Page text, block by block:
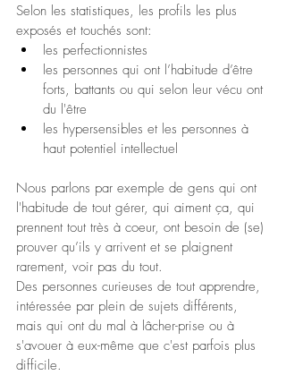
Selon les statistiques, les profils les plus
exposés et touchés sont:
les perfectionnistes
les personnes qui ont l’habitude d’être
forts, battants ou qui selon leur vécu ont
du l'être
les hypersensibles et les personnes à
haut potentiel intellectuel
Nous parlons par exemple de gens qui ont
l'habitude de tout gérer, qui aiment ça, qui
prennent tout très à coeur, ont besoin de (se)
prouver qu’ils y arrivent et se plaignent
rarement, voir pas du tout.
Des personnes curieuses de tout apprendre,
intéressée par plein de sujets différents,
mais qui ont du mal à lâcher-prise ou à
s'avouer à eux-même que c'est parfois plus
difficile.